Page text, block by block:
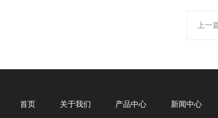
上一
首页 关于我们 产品中心 新闻中心